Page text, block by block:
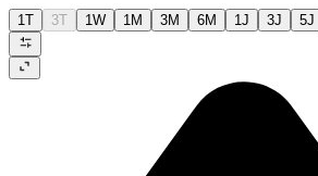
1T 3T 1W 1M 3M 6M 1J 3J 5J